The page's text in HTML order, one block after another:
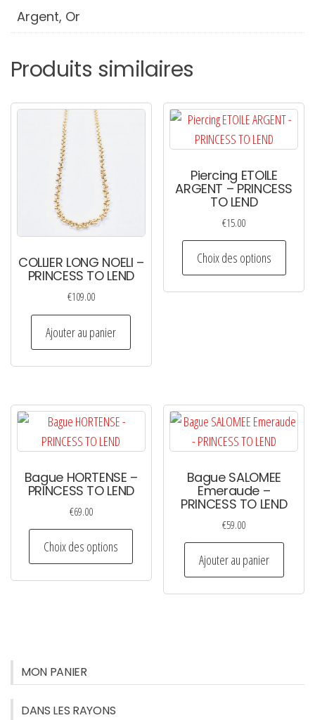
Argent, Or
Produits similaires
COLLIER LONG NOELI –
PRINCESS TO LEND
€109.00
Ajouter au panier
Piercing ETOILE
ARGENT – PRINCESS
TO LEND
€15.00
Choix des options
Ce
être
du
Bague HORTENSE –
PRINCESS TO LEND
€69.00
Choix des options
Ce
plusieurs
Bague SALOMEE
Emeraude –
PRINCESS TO LEND
€59.00
Ajouter au panier
MON PANIER
DANS LES RAYONS